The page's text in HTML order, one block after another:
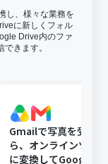
し、様々な業務を
に新しくフォル
Drive内のファ
きます。
Gmailで写真を受け
ら、オンラインツー
に変換してGoogle